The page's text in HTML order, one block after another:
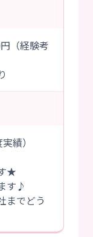
（経験考
績）
★
す♪
までどう